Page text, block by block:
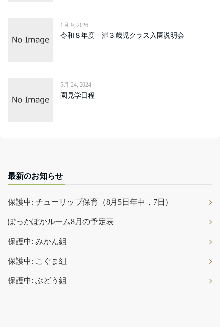
1月 9, 2026
令和８年度 満３歳児クラス入園説明会
5月 24, 2024
園見学日程
最新のお知らせ
保護中: チューリップ保育（8月5日年中，7日）
ぽっかぽかルーム8月の予定表
保護中: みかん組
保護中: こぐま組
保護中: ぶどう組